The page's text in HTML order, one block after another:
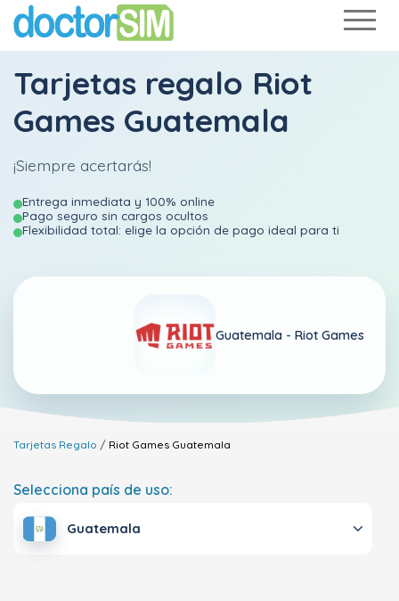
Tarjetas regalo Riot
Games Guatemala
¡Siempre acertarás!
Entrega inmediata y 100% online
Pago seguro sin cargos ocultos
Flexibilidad total: elige la opción de pago ideal para ti
Guatemala - Riot Games
Tarjetas Regalo Riot Games Guatemala
Selecciona país de uso:
Guatemala